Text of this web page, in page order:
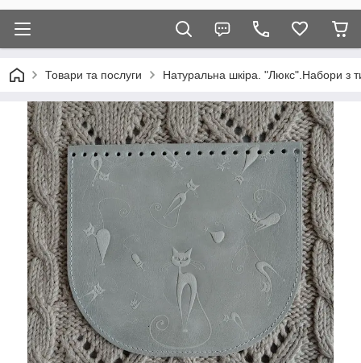
Товари та послуги Натуральна шкіра. "Люкс".Набори з